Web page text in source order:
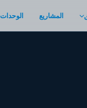
المشاريع الوحدات